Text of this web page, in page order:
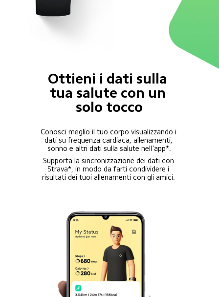
Ottieni i dati sulla
tua salute con un
solo tocco
Conosci meglio il tuo corpo visualizzando i
dati su frequenza cardiaca, allenamenti,
sonno e altri dati sulla salute nell'app*.
Supporta la sincronizzazione dei dati con
Strava*, in modo da farti condividere i
risultati dei tuoi allenamenti con gli amici.